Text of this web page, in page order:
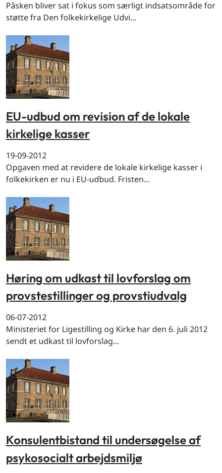
Påsken bliver sat i fokus som særligt indsatsområde for
støtte fra Den folkekirkelige Udvi...
EU-udbud om revision af de lokale
kirkelige kasser
19-09-2012
Opgaven med at revidere de lokale kirkelige kasser i
folkekirken er nu i EU-udbud. Fristen...
Høring om udkast til lovforslag om
provstestillinger og provstiudvalg
06-07-2012
Ministeriet for Ligestilling og Kirke har den 6. juli 2012
sendt et udkast til lovforslag...
Konsulentbistand til undersøgelse af
psykosocialt arbejdsmiljø